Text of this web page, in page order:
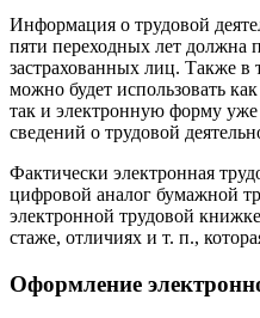
Информация о трудовой
пяти переходных лет должна
застрахованных лиц. Также в
можно будет использовать
так и электронную форму
сведений о трудовой
Фактически электронная
цифровой аналог бумажной
электронной трудовой
стаже, отличиях и т. п.,
Оформление